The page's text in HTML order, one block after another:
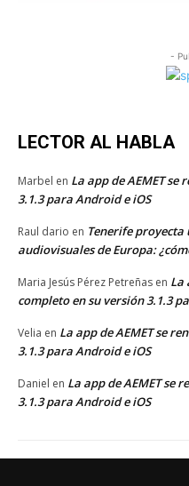
-
LECTOR AL HABLA
Marbel en La app de AEMET
3.1.3 para Android e iOS
Raul dario en Tenerife proyecta
audiovisuales de Europa:
Maria Jesús Pérez Petreñas en La
completo en su versión 3.1.3
Velia en La app de AEMET se
3.1.3 para Android e iOS
Daniel en La app de AEMET se
3.1.3 para Android e iOS